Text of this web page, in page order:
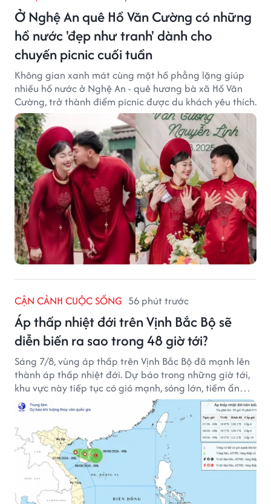
Ở Nghệ An quê Hồ Văn Cường có những
hồ nước 'đẹp như tranh' dành cho
chuyến picnic cuối tuần
Không gian xanh mát cùng mặt hồ phẳng lặng giúp
nhiều hồ nước ở Nghệ An - quê hương bà xã Hồ Văn
Cường, trở thành điểm picnic được du khách yêu thích.
CẬN CẢNH CUỘC SỐNG 56 phút trước
Áp thấp nhiệt đới trên Vịnh Bắc Bộ sẽ
diễn biến ra sao trong 48 giờ tới?
Sáng 7/8, vùng áp thấp trên Vịnh Bắc Bộ đã mạnh lên
thành áp thấp nhiệt đới. Dự báo trong những giờ tới,
khu vực này tiếp tục có gió mạnh, sóng lớn, tiềm ẩn
nhiều nguy cơ đối với hoạt động của tàu thuyền trên
biển.